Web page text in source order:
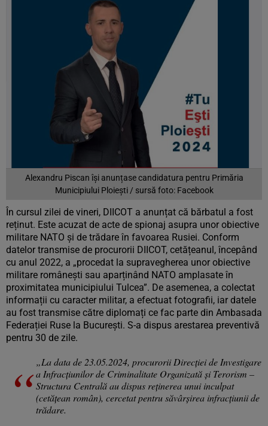
Alexandru Piscan își anunțase candidatura pentru Primăria
Municipiului Ploiești / sursă foto: Facebook
În cursul zilei de vineri, DIICOT a anunțat că bărbatul a fost
reținut. Este acuzat de acte de spionaj asupra unor obiective
militare NATO și de trădare în favoarea Rusiei. Conform
datelor transmise de procurorii DIICOT, cetățeanul, începând
cu anul 2022, a „procedat la supravegherea unor obiective
militare românești sau aparținând NATO amplasate în
proximitatea municipiului Tulcea”. De asemenea, a colectat
informații cu caracter militar, a efectuat fotografii, iar datele
au fost transmise către diplomați ce fac parte din Ambasada
Federației Ruse la București. S-a dispus arestarea preventivă
pentru 30 de zile.
„La data de 23.05.2024, procurorii Direcției de Investigare
a Infracțiunilor de Criminalitate Organizată și Terorism –
Structura Centrală au dispus reținerea unui inculpat
(cetățean român), cercetat pentru săvârșirea infracțiunii de
trădare.